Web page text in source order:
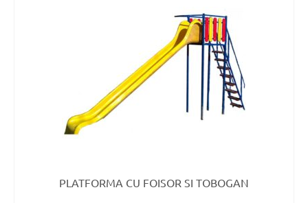
PLATFORMA CU FOISOR SI TOBOGAN